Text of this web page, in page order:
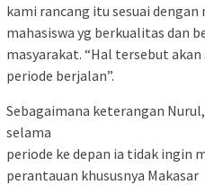
kami rancang itu sesuai dengan
mahasiswa yg berkualitas dan
masyarakat. “Hal tersebut
periode berjalan”.
Sebagaimana keterangan
selama
periode ke depan ia tidak ingin
perantauan khususnya Makasar